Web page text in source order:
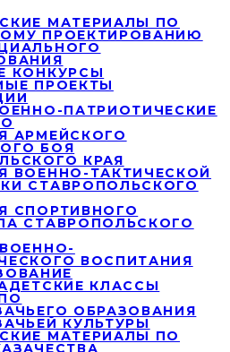
МАТЕРИАЛЫ ПО
ПРОЕКТИРОВАНИЮ
КОНКУРСЫ
ПРОЕКТЫ
ПАТРИОТИЧЕСКИЕ
АРМЕЙСКОГО
БОЯ
КРАЯ
ВОЕННО-ТАКТИЧЕСКОЙ
СТАВРОПОЛЬСКОГО
СПОРТИВНОГО
СТАВРОПОЛЬСКОГО
ВОСПИТАНИЯ
КЛАССЫ
ОБРАЗОВАНИЯ
КУЛЬТУРЫ
МАТЕРИАЛЫ ПО